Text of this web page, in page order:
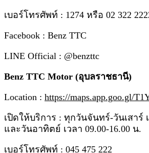
เบอร์โทรศัพท์ : 1274 หรือ 02 322
Facebook : Benz TTC
LINE Official : @benzttc
Benz TTC Motor (อุบลราชธานี)
Location : https://maps.app.goo.gl/
เปิดให้บริการ : ทุกวันจันทร์-วันเสาร์
และวันอาทิตย์ เวลา 09.00-16.00 น.
เบอร์โทรศัพท์ : 045 475 222